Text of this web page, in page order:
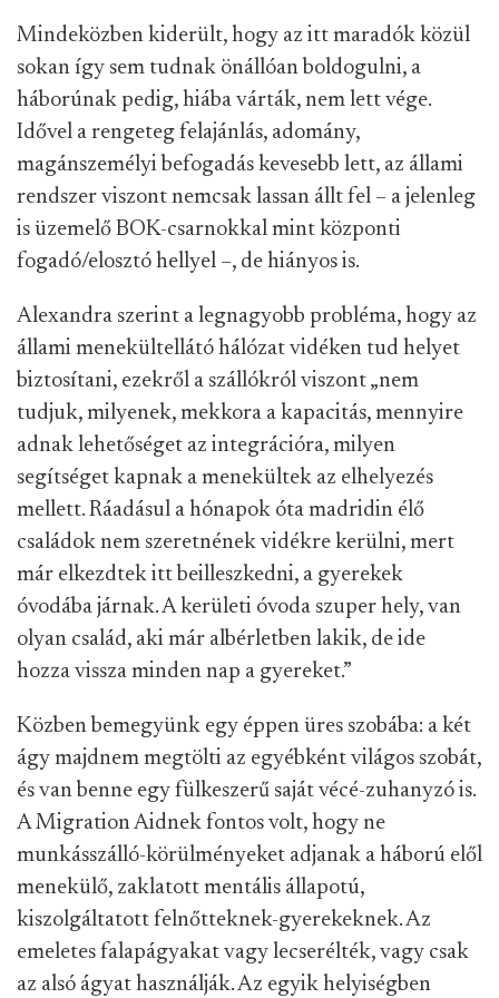
Mindeközben kiderült, hogy az itt maradók közül
sokan így sem tudnak önállóan boldogulni, a
háborúnak pedig, hiába várták, nem lett vége.
Idővel a rengeteg felajánlás, adomány,
magánszemélyi befogadás kevesebb lett, az állami
rendszer viszont nemcsak lassan állt fel – a jelenleg
is üzemelő BOK-csarnokkal mint központi
fogadó/elosztó hellyel –, de hiányos is.
Alexandra szerint a legnagyobb probléma, hogy az
állami menekültellátó hálózat vidéken tud helyet
biztosítani, ezekről a szállókról viszont „nem
tudjuk, milyenek, mekkora a kapacitás, mennyire
adnak lehetőséget az integrációra, milyen
segítséget kapnak a menekültek az elhelyezés
mellett. Ráadásul a hónapok óta madridin élő
családok nem szeretnének vidékre kerülni, mert
már elkezdtek itt beilleszkedni, a gyerekek
óvodába járnak. A kerületi óvoda szuper hely, van
olyan család, aki már albérletben lakik, de ide
hozza vissza minden nap a gyereket.”
Közben bemegyünk egy éppen üres szobába: a két
ágy majdnem megtölti az egyébként világos szobát,
és van benne egy fülkeszerű saját vécé-zuhanyzó is.
A Migration Aidnek fontos volt, hogy ne
munkásszálló-körülményeket adjanak a háború elől
menekülő, zaklatott mentális állapotú,
kiszolgáltatott felnőtteknek-gyerekeknek. Az
emeletes falapágyakat vagy lecserélték, vagy csak
az alsó ágyat használják. Az egyik helyiségben